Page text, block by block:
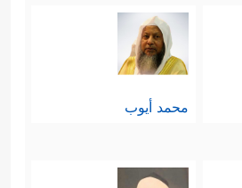
﴿لِیُحِقَّ ٱلۡحَقَّ وَیُبۡطِلَ
وهذا معنًى واسع
القليل؛ فإحقاق الحقِّ غير
محمد أيوب